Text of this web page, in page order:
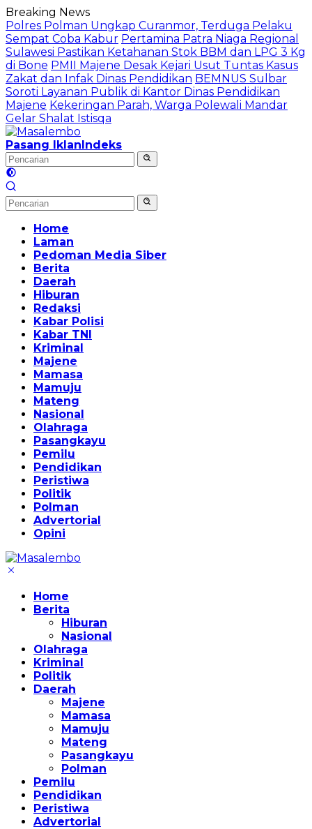
Langsung
ke
konten
Breaking News
Polres Polman Ungkap Curanmor, Terduga Pelaku
Sempat Coba Kabur Pertamina Patra Niaga Regional
Sulawesi Pastikan Ketahanan Stok BBM dan LPG 3 Kg
di Bone PMII Majene Desak Kejari Usut Tuntas Kasus
Zakat dan Infak Dinas Pendidikan BEMNUS Sulbar
Soroti Layanan Publik di Kantor Dinas Pendidikan
Majene Kekeringan Parah, Warga Polewali Mandar
Gelar Shalat Istisqa
Pasang IklanIndeks
Home
Laman
Pedoman Media Siber
Berita
Daerah
Hiburan
Redaksi
Kabar Polisi
Kabar TNI
Kriminal
Majene
Mamasa
Mamuju
Mateng
Nasional
Olahraga
Pasangkayu
Pemilu
Pendidikan
Peristiwa
Politik
Polman
Advertorial
Opini
Home
Berita
Hiburan
Nasional
Olahraga
Kriminal
Politik
Daerah
Majene
Mamasa
Mamuju
Mateng
Pasangkayu
Polman
Pemilu
Pendidikan
Peristiwa
Advertorial